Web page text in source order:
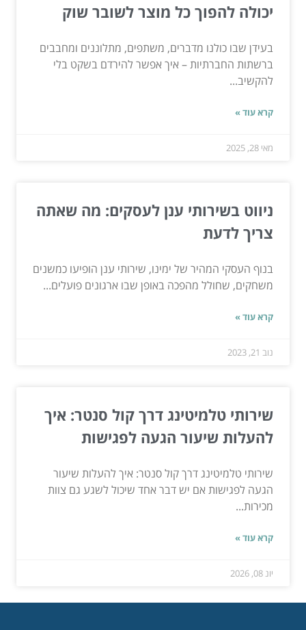
יכולה להפוך כל מוצר לשובר שוק
בעידן שבו כולנו מדברים, משתפים, מתלוננים ומחבבים
ברשתות החברתיות – איך אפשר להירדם בשקט בלי
להקשיב...
קרא עוד »
מאי 28, 2025
ניווט בשירותי ענן לעסקים: מה שאתה
צריך לדעת
בנוף העסקי המהיר של ימינו, שירותי ענן הופיעו כמשנים
משחקים, שחולל מהפכה באופן שבו ארגונים פועלים...
קרא עוד »
נוב 21, 2023
שירותי טלמיטינג דרך קול סנטר: איך
להעלות שיעור הגעה לפגישות
שירותי טלמיטינג דרך קול סנטר: איך להעלות שיעור
הגעה לפגישות אם יש דבר אחד שיכול לשגע גם צוות
מכירות...
קרא עוד »
יונ 08, 2026